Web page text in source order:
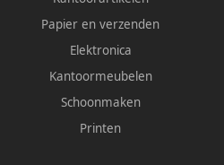
Papier en verzenden
Elektronica
Kantoormeubelen
Schoonmaken
Printen